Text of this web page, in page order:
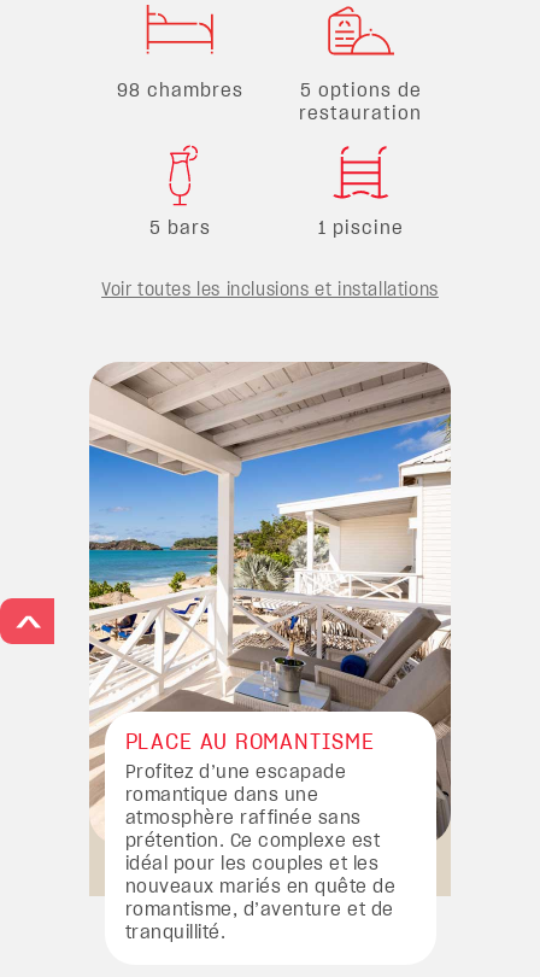
98 chambres
5 options de
restauration
5 bars 1 piscine
Voir toutes les inclusions et installations
PLACE AU ROMANTISME
Profitez d’une escapade
romantique dans une
atmosphère raffinée sans
prétention. Ce complexe est
idéal pour les couples et les
nouveaux mariés en quête de
romantisme, d’aventure et de
tranquillité.